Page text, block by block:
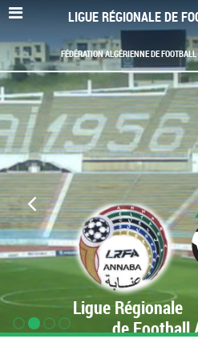
LIGUE RÉGIONALE DE
Ligue Régionale
de Football